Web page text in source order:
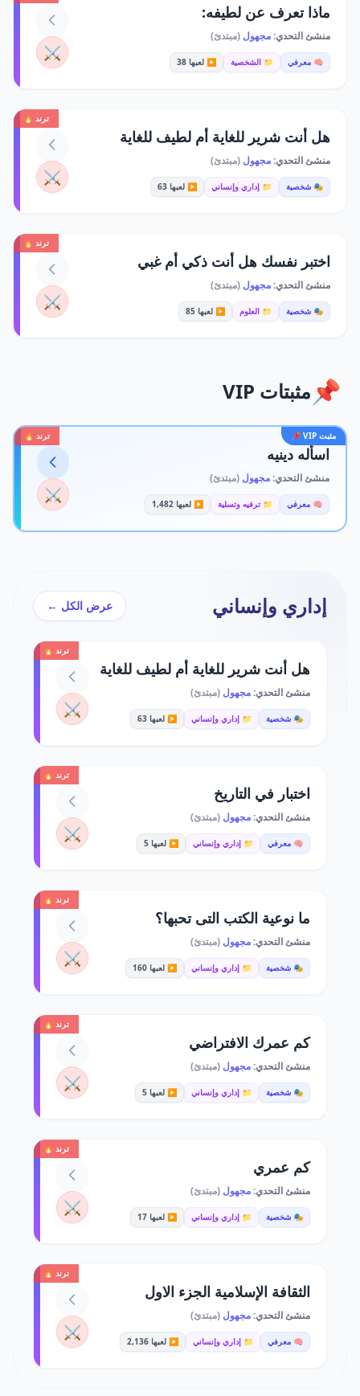
ماذا تعرف عن لطيفه:
منشئ التحدي:مجهول (مبتدئ)
🧠 معرفي 📁 الشخصية ▶️ لعبها 38 ⚔️
ترند 🔥
هل أنت شرير للغاية أم لطيف للغاية
منشئ التحدي:مجهول (مبتدئ)
🎭 شخصية 📁 إداري وإنساني ▶️ لعبها 63 ⚔️
ترند 🔥
اختبر نفسك هل أنت ذكي أم غبي
منشئ التحدي:مجهول (مبتدئ)
🎭 شخصية 📁 العلوم ▶️ لعبها 85 ⚔️
📌 مثبتات VIP
مثبت VIP 📌 ترند 🔥
اسأله دينيه
منشئ التحدي:مجهول (مبتدئ)
🧠 معرفي 📁 ترفيه وتسلية ▶️ لعبها 1,482 ⚔️
إداري وإنساني عرض الكل ←
ترند 🔥
هل أنت شرير للغاية أم لطيف للغاية
منشئ التحدي:مجهول (مبتدئ)
🎭 شخصية 📁 إداري وإنساني ▶️ لعبها 63 ⚔️
ترند 🔥
اختبار في التاريخ
منشئ التحدي:مجهول (مبتدئ)
🧠 معرفي 📁 إداري وإنساني ▶️ لعبها 5 ⚔️
ترند 🔥
ما نوعية الكتب التى تحبها؟
منشئ التحدي:مجهول (مبتدئ)
🎭 شخصية 📁 إداري وإنساني ▶️ لعبها 160 ⚔️
ترند 🔥
كم عمرك الافتراضي
منشئ التحدي:مجهول (مبتدئ)
🎭 شخصية 📁 إداري وإنساني ▶️ لعبها 5 ⚔️
ترند 🔥
كم عمري
منشئ التحدي:مجهول (مبتدئ)
🎭 شخصية 📁 إداري وإنساني ▶️ لعبها 17 ⚔️
ترند 🔥
الثقافة الإسلامية الجزء الاول
منشئ التحدي:مجهول (مبتدئ)
🧠 معرفي 📁 إداري وإنساني ▶️ لعبها 2,136 ⚔️